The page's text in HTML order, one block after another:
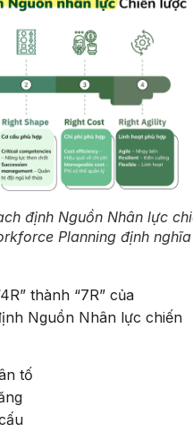
định Nguồn Nhân lực
Planning định nghĩa
thành “7R” của
Nguồn Nhân lực chiến
tố